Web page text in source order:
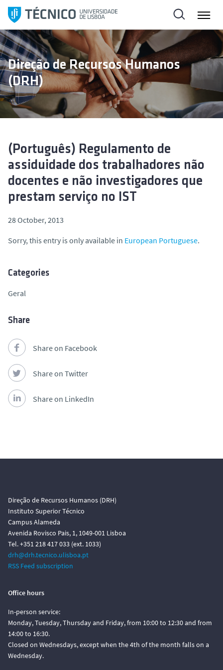
i
p
t
o
c
o
t
Direção de Recursos Humanos
(DRH)
(Português) Regulamento de
assiduidade dos trabalhadores não
docentes e não investigadores que
prestam serviço no IST
28 October, 2013
Sorry, this entry is only available in European Portuguese.
Categories
Geral
Share
Share on Facebook
Share on Twitter
Share on LinkedIn
Direção de Recursos Humanos (DRH)
Instituto Superior Técnico
Campus Alameda
Avenida Rovisco Pais, 1, 1049-001 Lisboa
Tel. +351 218 417 033 (ext. 1033)
drh@drh.tecnico.ulisboa.pt
RSS Feed subscription
Office hours
In-person service:
Monday, Tuesday, Thursday and Friday, from 10:00 to 12:30 and from
14:00 to 16:30.
Closed on Wednesdays, except when the 4th of the month falls on a
Wednesday.